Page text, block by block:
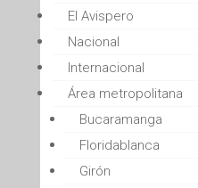
El Avispero
Nacional
Internacional
Área metropolitana
Bucaramanga
Floridablanca
Girón